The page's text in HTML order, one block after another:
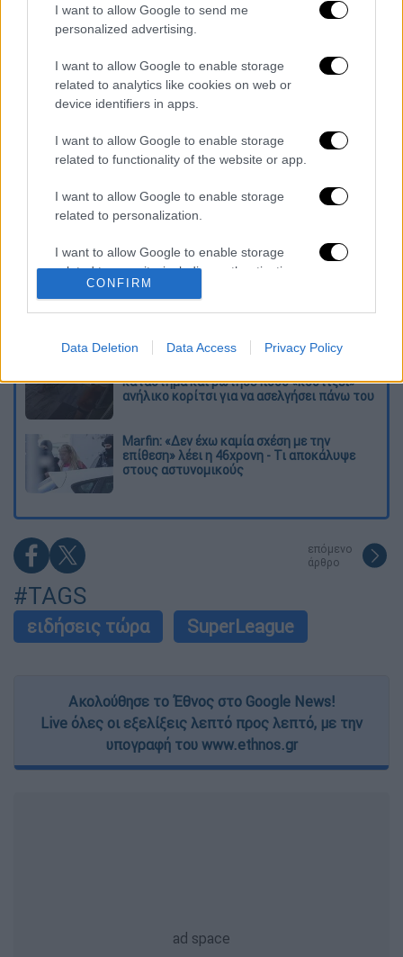
I want to allow Google to send me
personalized advertising.
I want to allow Google to enable storage
related to analytics like cookies on web or
device identifiers in apps.
I want to allow Google to enable storage
related to functionality of the website or app.
I want to allow Google to enable storage
related to personalization.
I want to allow Google to enable storage
related to security, including authentication
functionality and fraud prevention, and other
CONFIRM
Data Deletion Data Access Privacy Policy
επιβολή ποινικής φύσεως περιοριστικών
όρων εις βάρος ποδοσφαιριστών και
προπονητών».
Το θέμα απασχολεί ήδη τις FIFA – UEFA, ενώ
συζητήσεων με την κυβέρνηση.
Επιστήμονες ανακάλυψαν τον τέταρτο
κόσμο
Μουντιάλ 2026: «Θα ανατινάξω τον Μέσι με
κατάστημα και ρώτησε πόσο «κοστίζει»
ανήλικο κορίτσι για να ασελγήσει πάνω του
Marfin: «Δεν έχω καμία σχέση με την
επίθεση» λέει η 46χρονη - Τι αποκάλυψε
στους αστυνομικούς
επόμενο
άρθρο
#TAGS
ειδήσεις τώρα SuperLeague
Ακολούθησε το Έθνος στο Google News!
Live όλες οι εξελίξεις λεπτό προς λεπτό, με την
υπογραφή του www.ethnos.gr